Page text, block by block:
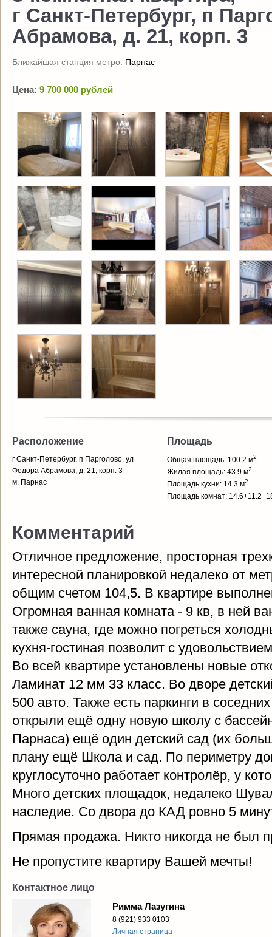
г Санкт-Петербург, п
Абрамова, д. 21, корп. 3
Ближайшая станция метро: Парнас
Цена: 9 700 000 рублей
Расположение
г Санкт-Петербург, п Парголово, ул
Фёдора Абрамова, д. 21, корп. 3
м. Парнас
Площадь
Общая площадь: 100.2 м2
Жилая площадь: 43.9 м2
Площадь кухни: 14.3 м2
Площадь комнат:
Комментарий
Отличное предложение, просторная
интересной планировкой недалеко от
общим счетом 104,5. В квартире
Огромная ванная комната - 9 кв, в ней
также сауна, где можно погреться
кухня-гостиная позволит с
Во всей квартире установлены новые
Ламинат 12 мм 33 класс. Во дворе
500 авто. Также есть паркинги в
открыли ещё одну новую школу с
Парнаса) ещё один детский сад (их
плану ещё Школа и сад. По периметру
круглосуточно работает контролёр, у
Много детских площадок, недалеко
наследие. Со двора до КАД ровно 5
Прямая продажа. Никто никогда не был
Не пропустите квартиру Вашей мечты!
Контактное лицо
Римма Лазугина
8 (921) 933 0103
Личная страница